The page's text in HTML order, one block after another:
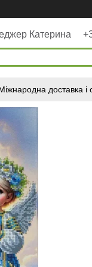
Катерина
доставка і